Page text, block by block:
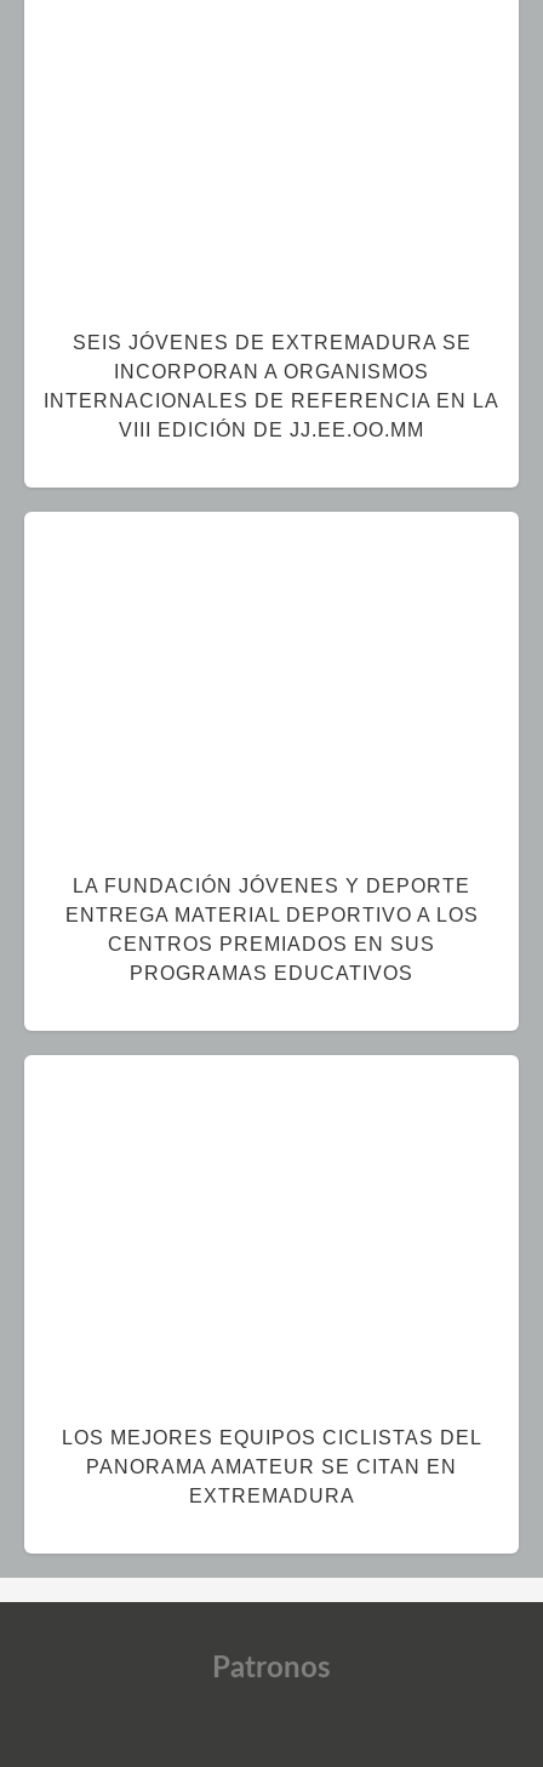
SEIS JÓVENES DE EXTREMADURA SE
INCORPORAN A ORGANISMOS
INTERNACIONALES DE REFERENCIA EN LA
VIII EDICIÓN DE JJ.EE.OO.MM
LA FUNDACIÓN JÓVENES Y DEPORTE
ENTREGA MATERIAL DEPORTIVO A LOS
CENTROS PREMIADOS EN SUS
PROGRAMAS EDUCATIVOS
LOS MEJORES EQUIPOS CICLISTAS DEL
PANORAMA AMATEUR SE CITAN EN
EXTREMADURA
Patronos